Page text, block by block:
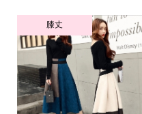
膝丈